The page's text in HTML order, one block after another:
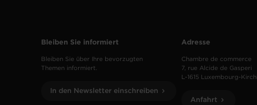
Bleiben Sie informiert
Bleiben Sie über Ihre bevorzugten
Themen informiert.
In den Newsletter einschreiben
Adresse
Chambre de commerce
7, rue Alcide de Gasperi
L-1615 Luxembourg-
Anfahrt